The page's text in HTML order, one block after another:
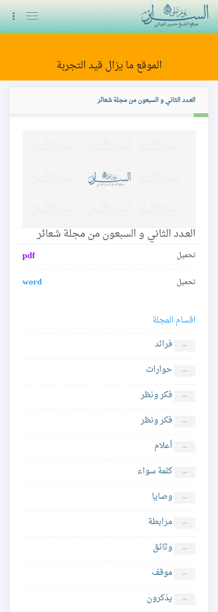
البث المباشر
الموقع ما يزال قيد التجربة
العـدد الثاني و السبعون من مجلة شعائر
العـدد الثاني و السبعون من مجلة شعائر
تحميل pdf
تحميل word
اقسام المجلة
فرائد
حوارات
فكر ونظر
فكر ونظر
أعلام
كلمة سواء
وصايا
مرابطة
وثائق
موقف
يذكرون